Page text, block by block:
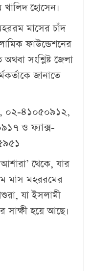
হোসেন।
মাসের চাঁদ
ফাউন্ডেশনের
সংশ্লিষ্ট জেলা
জানাতে
০২-৪১০৫০৯১২,
ও ফ্যাক্স-
থেকে, যার
মাস মহররমের
যা ইসলামী
সাক্ষী হয়ে আছে।